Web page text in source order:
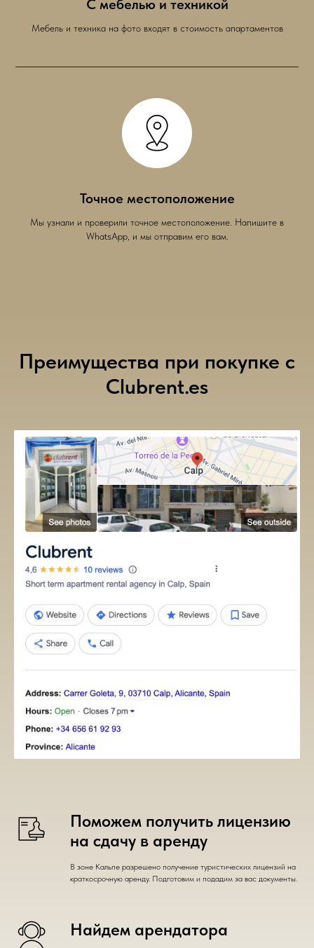
С мебелью и техникой
Мебель и техника на фото входят в стоимость апартаментов
Точное местоположение
Мы узнали и проверили точное местоположение. Напишите в
WhatsApp, и мы отправим его вам.
Преимущества при покупке с
Clubrent.es
Поможем получить лицензию
на сдачу в аренду
В зоне Кальпе разрешено получение туристических лицензий на
краткосрочную аренду. Подготовим и подадим за вас документы.
Найдем арендатора